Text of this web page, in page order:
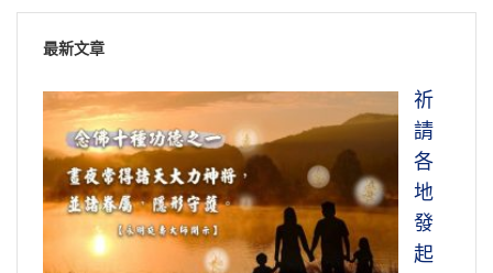
最新文章
祈
請
各
地
發
起